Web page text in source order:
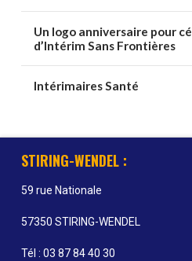
Un logo anniversaire pour
d’Intérim Sans Frontières
Intérimaires Santé
STIRING-WENDEL :
59 rue Nationale
57350 STIRING-WENDEL
Tél : 03 87 84 40 30